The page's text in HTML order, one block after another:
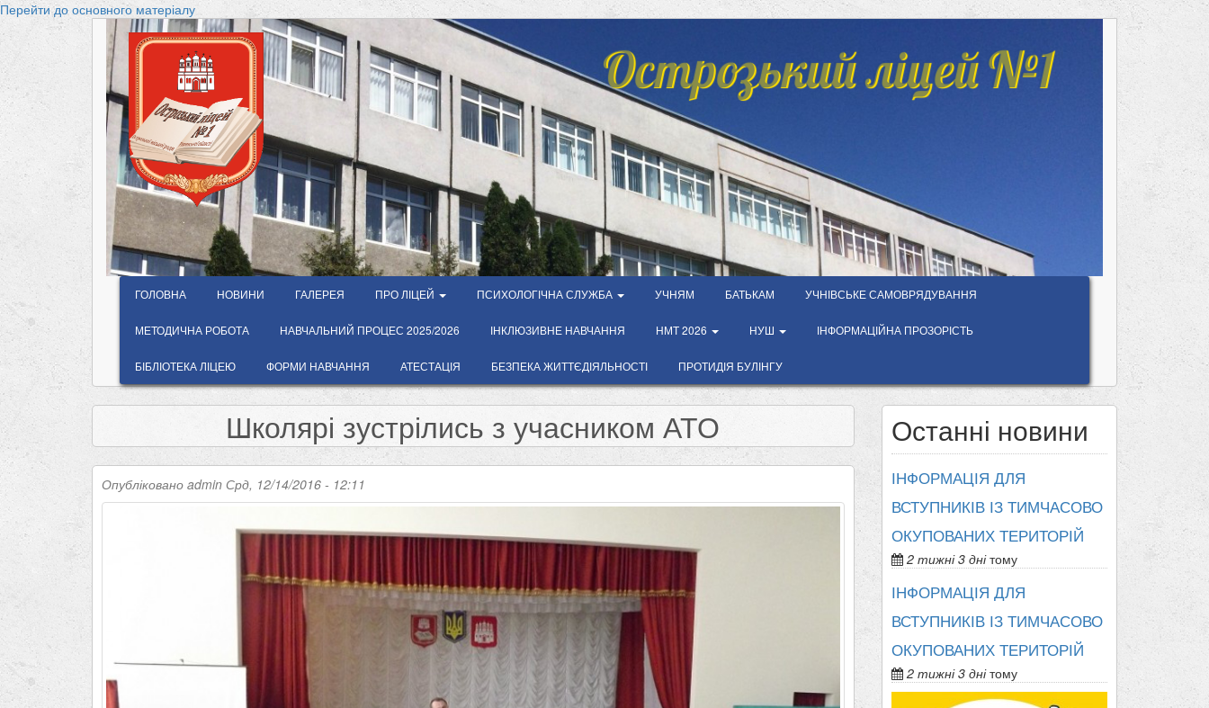
Перейти до основного матеріалу
Острозький ліцей №1
ГОЛОВНА НОВИНИ ГАЛЕРЕЯ ПРО ЛІЦЕЙ ПСИХОЛОГІЧНА СЛУЖБА УЧНЯМ БАТЬКАМ УЧНІВСЬКЕ САМОВРЯДУВАННЯ
МЕТОДИЧНА РОБОТА НАВЧАЛЬНИЙ ПРОЦЕС 2025/2026 ІНКЛЮЗИВНЕ НАВЧАННЯ НМТ 2026 НУШ ІНФОРМАЦІЙНА ПРОЗОРІСТЬ
БІБЛІОТЕКА ЛІЦЕЮ ФОРМИ НАВЧАННЯ АТЕСТАЦІЯ БЕЗПЕКА ЖИТТЄДІЯЛЬНОСТІ ПРОТИДІЯ БУЛІНГУ
Школярі зустрілись з учасником АТО
Опубліковано admin Срд, 12/14/2016 - 12:11
Останні новини
ІНФОРМАЦІЯ ДЛЯ
ВСТУПНИКІВ ІЗ ТИМЧАСОВО
ОКУПОВАНИХ ТЕРИТОРІЙ
2 тижні 3 днітому
ІНФОРМАЦІЯ ДЛЯ
ВСТУПНИКІВ ІЗ ТИМЧАСОВО
ОКУПОВАНИХ ТЕРИТОРІЙ
2 тижні 3 днітому